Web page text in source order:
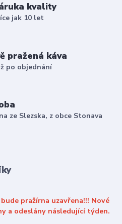
kvality
jak 10 let
pražená káva
po objednání
ze Slezska, z obce Stonava
pražírna uzavřena!!! Nové
a odeslány následující týden.